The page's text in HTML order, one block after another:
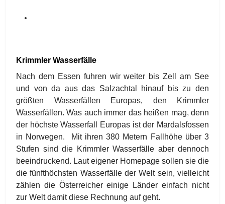
Krimmler Wasserfälle
Nach dem Essen fuhren wir weiter bis Zell am See
und von da aus das Salzachtal hinauf bis zu den
größten Wasserfällen Europas, den Krimmler
Wasserfällen. Was auch immer das heißen mag, denn
der höchste Wasserfall Europas ist der Mardalsfossen
in Norwegen. Mit ihren 380 Metern Fallhöhe über 3
Stufen sind die Krimmler Wasserfälle aber dennoch
beeindruckend. Laut eigener Homepage sollen sie die
die fünfthöchsten Wasserfälle der Welt sein, vielleicht
zählen die Österreicher einige Länder einfach nicht
zur Welt damit diese Rechnung auf geht.